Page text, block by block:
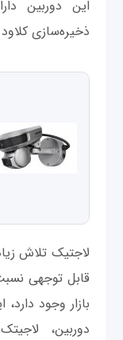
این دوربین
ذخیره‌سازی
قابل توجهی
بازار وجود
دوربین،